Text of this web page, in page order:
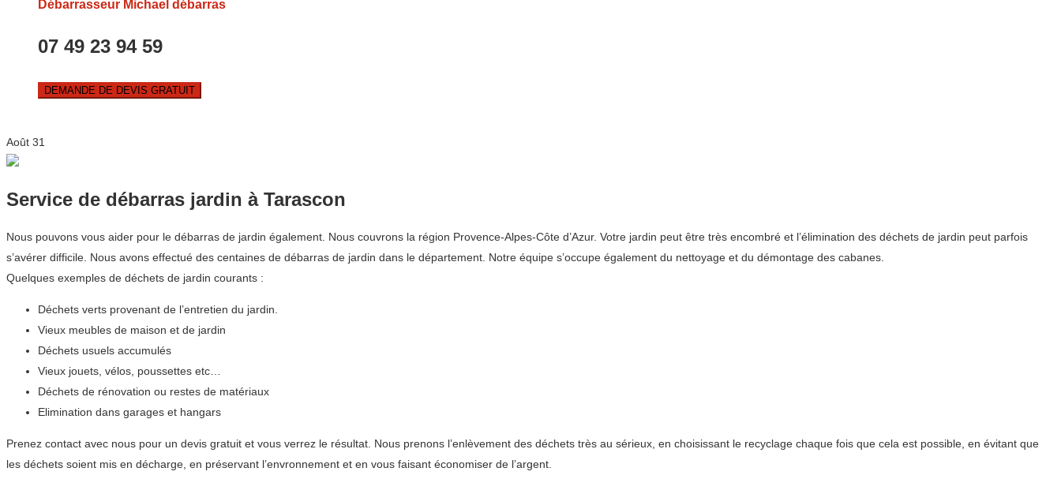
Débarrasseur Michael débarras
07 49 23 94 59
DEMANDE DE DEVIS GRATUIT
Août 31
Service de débarras jardin à Tarascon
Nous pouvons vous aider pour le débarras de jardin également. Nous couvrons la région Provence-Alpes-Côte d’Azur. Votre jardin peut être très encombré et l’élimination des déchets de jardin peut parfois
s’avérer difficile. Nous avons effectué des centaines de débarras de jardin dans le département. Notre équipe s’occupe également du nettoyage et du démontage des cabanes.
Quelques exemples de déchets de jardin courants :
Déchets verts provenant de l’entretien du jardin.
Vieux meubles de maison et de jardin
Déchets usuels accumulés
Vieux jouets, vélos, poussettes etc…
Déchets de rénovation ou restes de matériaux
Elimination dans garages et hangars
Prenez contact avec nous pour un devis gratuit et vous verrez le résultat. Nous prenons l’enlèvement des déchets très au sérieux, en choisissant le recyclage chaque fois que cela est possible, en évitant que
les déchets soient mis en décharge, en préservant l’envronnement et en vous faisant économiser de l’argent.